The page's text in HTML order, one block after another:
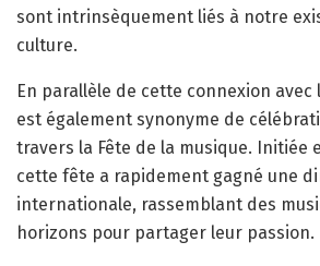
sont intrinsèquement liés à notre
culture.
En parallèle de cette connexion avec
est également synonyme de
travers la Fête de la musique. Initiée
cette fête a rapidement gagné une
internationale, rassemblant des
horizons pour partager leur passion.